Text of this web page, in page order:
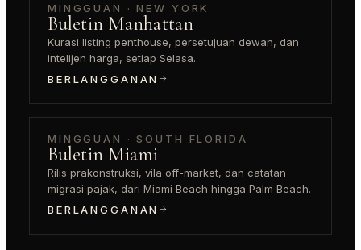
MINGGUAN · NEW YORK
Buletin Manhattan
Kurasi listing penthouse, persetujuan dewan, dan
intelijen harga, setiap Selasa.
BERLANGGANAN
MINGGUAN · SOUTH FLORIDA
Buletin Miami
Rilis prakonstruksi, vila off-market, dan catatan
migrasi pajak, dari Miami Beach hingga Palm Beach.
BERLANGGANAN